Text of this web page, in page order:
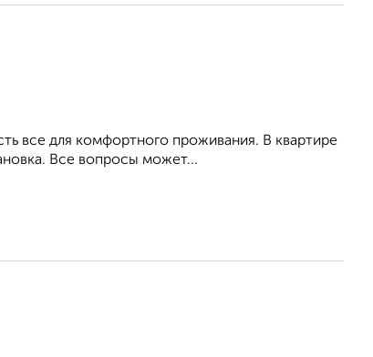
все для комфортного проживания. В квартире
Все вопросы может...